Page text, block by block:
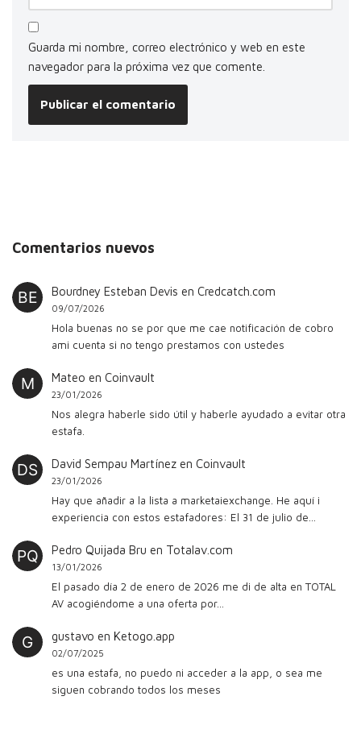
Guarda mi nombre, correo electrónico y web en este
navegador para la próxima vez que comente.
Comentarios nuevos
Bourdney Esteban Devis en Credcatch.com
09/07/2026
Hola buenas no se por que me cae notificación de cobro
ami cuenta si no tengo prestamos con ustedes
Mateo en Coinvault
23/01/2026
Nos alegra haberle sido útil y haberle ayudado a evitar otra
estafa.
David Sempau Martínezen Coinvault
23/01/2026
Hay que añadir a la lista a marketaiexchange. He aquí i
experiencia con estos estafadores: El 31 de julio de…
Pedro Quijada Bru en Totalav.com
13/01/2026
El pasado día 2 de enero de 2026 me di de alta en TOTAL
AV acogiéndome a una oferta por…
gustavo en Ketogo.app
02/07/2025
es una estafa, no puedo ni acceder a la app, o sea me
siguen cobrando todos los meses